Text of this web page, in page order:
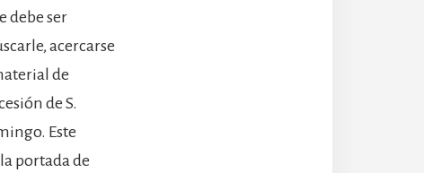
debe ser
acercarse
de
de S.
Este
portada de